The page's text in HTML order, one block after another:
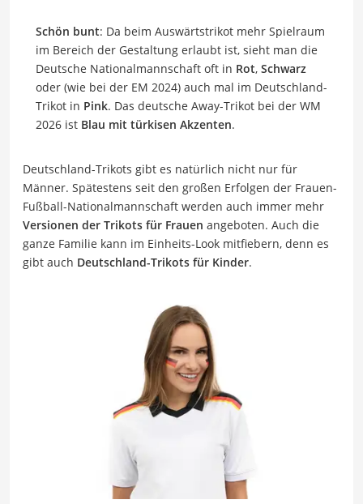
Schön bunt: Da beim Auswärtstrikot mehr Spielraum
im Bereich der Gestaltung erlaubt ist, sieht man die
Deutsche Nationalmannschaft oft in Rot, Schwarz
oder (wie bei der EM 2024) auch mal im Deutschland-
Trikot in Pink. Das deutsche Away-Trikot bei der WM
2026 ist Blau mit türkisen Akzenten.
Deutschland-Trikots gibt es natürlich nicht nur für
Männer. Spätestens seit den großen Erfolgen der Frauen-
Fußball-Nationalmannschaft werden auch immer mehr
Versionen der Trikots für Frauen angeboten. Auch die
ganze Familie kann im Einheits-Look mitfiebern, denn es
gibt auch Deutschland-Trikots für Kinder.